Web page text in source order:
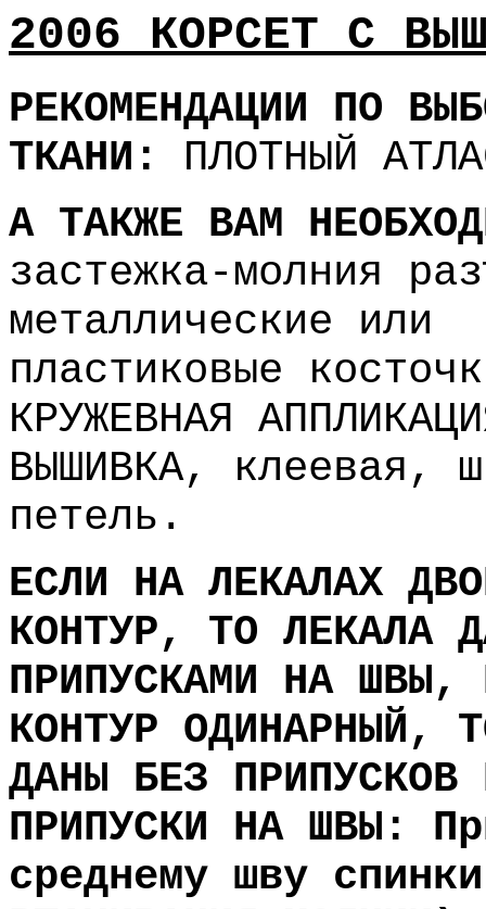
2006 КОРСЕТ С
РЕКОМЕНДАЦИИ ПО
ТКАНИ:
ПЛОТНЫЙ
А ТАКЖЕ ВАМ
застежка-молния
металлические или
пластиковые
КРУЖЕВНАЯ
ВЫШИВКА,
клеевая,
петель.
ЕСЛИ НА ЛЕКАЛАХ
КОНТУР, ТО ЛЕКАЛА
ПРИПУСКАМИ НА ШВЫ,
КОНТУР ОДИНАРНЫЙ,
ДАНЫ БЕЗ
ПРИПУСКИ НА ШВЫ:
cреднему шву